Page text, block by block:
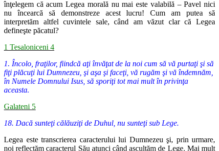
înţelegem că acum Legea morală nu mai este valabilă – Pavel nici
nu încearcă să demonstreze acest lucru! Cum am putea să
interpretăm altfel cuvintele sale, când am văzut clar că Legea
defineşte păcatul?
1 Tesaloniceni 4
1. Încolo, fraţilor, fiindcă aţi învăţat de la noi cum să vă purtaţi şi să
fiţi plăcuţi lui Dumnezeu, şi aşa şi faceţi, vă rugăm şi vă îndemnăm,
în Numele Domnului Isus, să sporiţi tot mai mult în privinţa
aceasta.
Galateni 5
18. Dacă sunteţi călăuziţi de Duhul, nu sunteţi sub Lege.
Legea este transcrierea caracterului lui Dumnezeu şi, prin urmare,
noi reflectăm caracterul Său atunci când ascultăm de Lege. Mai mult